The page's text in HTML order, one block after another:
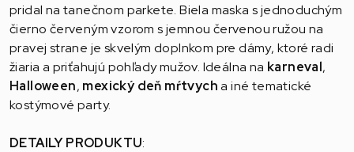
pridal na tanečnom parkete. Biela maska s jednoduchým
čierno červeným vzorom s jemnou červenou ružou na
pravej strane je skvelým doplnkom pre dámy, ktoré radi
žiaria a priťahujú pohľady mužov. Ideálna na karneval,
Halloween, mexický deň mŕtvycha iné tematické
kostýmové party.
DETAILY PRODUKTU: